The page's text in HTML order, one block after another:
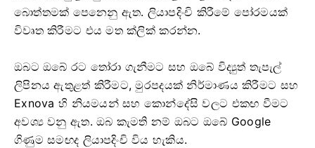
බොත්තමක් පෙනෙනු ඇත. ලියාපදිංචි කිරීමේ පෝරමයක්
විවෘත කිරීමට එය මත ක්ලික් කරන්න.
ඔබට ඔබේ රට තෝරා ගැනීමට සහ ඔබේ විද්‍යුත් තැපැල්
ලිපිනය ඇතුළත් කිරීමට, මුරපදයක් නිර්මාණය කිරීමට සහ
Exnova හි නියමයන් සහ කොන්දේසි වලට එකඟ වීමට
අවශ්‍ය වනු ඇත. ඔබ කැමති නම් ඔබට ඔබේ Google
ගිණුම සමඟද ලියාපදිංචි විය හැකිය.